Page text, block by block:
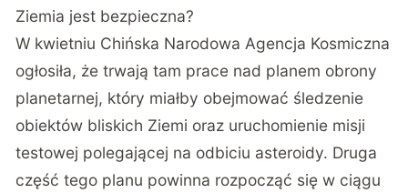
Ziemia jest bezpieczna?
W kwietniu Chińska Narodowa Agencja Kosmiczna
ogłosiła, że trwają tam prace nad planem obrony
planetarnej, który miałby obejmować śledzenie
obiektów bliskich Ziemi oraz uruchomienie misji
testowej polegającej na odbiciu asteroidy. Druga
część tego planu powinna rozpocząć się w ciągu